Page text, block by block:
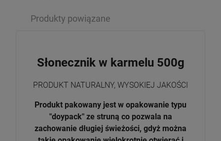
Produkty powiązane
Słonecznik w karmelu 500g
PRODUKT NATURALNY, WYSOKIEJ JAKOŚCI
Produkt pakowany jest w opakowanie typu
"doypack" ze struną co pozwala na
zachowanie długiej świeżości, gdyż można